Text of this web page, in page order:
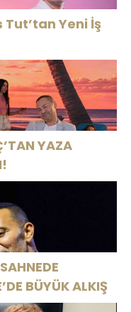
Tut’tan Yeni İş
YAZA
BÜYÜK ALKIŞ